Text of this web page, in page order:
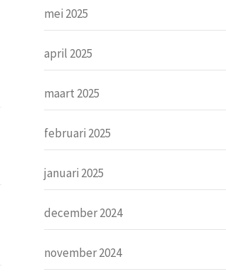
mei 2025
april 2025
maart 2025
februari 2025
januari 2025
december 2024
november 2024